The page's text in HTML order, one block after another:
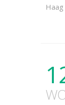
Haag